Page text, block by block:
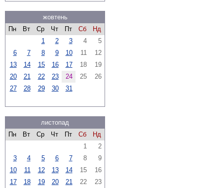
жовтень
Пн
Вт Ср Чт Пт Сб
Нд
1
2 3 4
5
6
7 8 9 10 11
12
13
14 15 16 17 18
19
20
21 22 23 24 25
26
27
28 29 30 31
листопад
Пн
Вт Ср Чт Пт Сб
Нд
1
2
3
4 5 6 7 8
9
10
11 12 13 14 15
16
17
18 19 20 21 22 23